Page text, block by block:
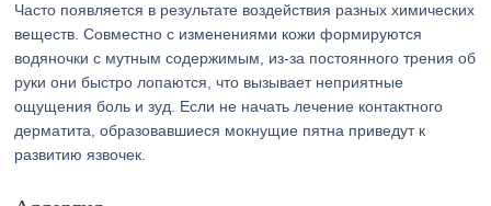
Часто появляется в результате воздействия разных химических
веществ. Совместно с изменениями кожи формируются
водяночки с мутным содержимым, из-за постоянного трения об
руки они быстро лопаются, что вызывает неприятные
ощущения боль и зуд. Если не начать лечение контактного
дерматита, образовавшиеся мокнущие пятна приведут к
развитию язвочек.